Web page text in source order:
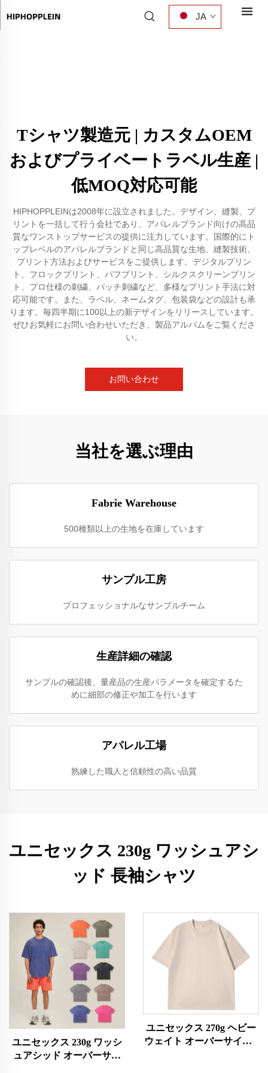
JA
Tシャツ製造元 | カスタムOEM
およびプライベートラベル生産 |
低MOQ対応可能
HIPHOPPLEINは2008年に設立されました。デザイン、縫製、プ
リントを一括して行う会社であり、アパレルブランド向けの高品
質なワンストップサービスの提供に注力しています。国際的にト
ップレベルのアパレルブランドと同じ高品質な生地、縫製技術、
プリント方法およびサービスをご提供します。デジタルプリン
ト、フロックプリント、パフプリント、シルクスクリーンプリン
ト、プロ仕様の刺繍、パッチ刺繍など、多様なプリント手法に対
応可能です。また、ラベル、ネームタグ、包装袋などの設計も承
ります。毎四半期に100以上の新デザインをリリースしています。
ぜひお気軽にお問い合わせいただき、製品アルバムをご覧くださ
い。
お問い合わせ
当社を選ぶ理由
Fabrie Warehouse
500種類以上の生地を在庫しています
サンプル工房
プロフェッショナルなサンプルチーム
生産詳細の確認
サンプルの確認後、量産品の生産パラメータを確定するた
めに細部の修正や加工を行います
アパレル工場
熟練した職人と信頼性の高い品質
ユニセックス 230g ワッシュアシ
ッド 長袖シャツ
ユニセックス 230g ワッシ
ュアシッド オーバーサイ
ユニセックス 270g ヘビー
ウェイト オーバーサイズT